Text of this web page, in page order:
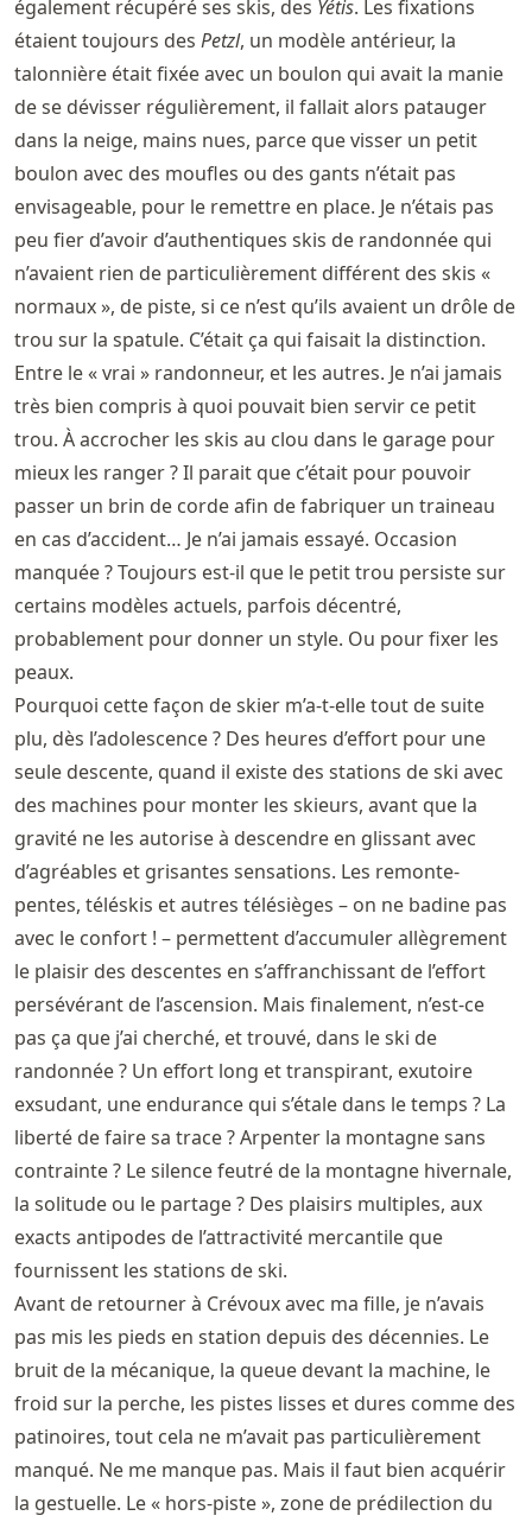
également récupéré ses skis, des Yétis. Les fixations
étaient toujours des Petzl, un modèle antérieur, la
talonnière était fixée avec un boulon qui avait la manie
de se dévisser régulièrement, il fallait alors patauger
dans la neige, mains nues, parce que visser un petit
boulon avec des moufles ou des gants n’était pas
envisageable, pour le remettre en place. Je n’étais pas
peu fier d’avoir d’authentiques skis de randonnée qui
n’avaient rien de particulièrement différent des skis «
normaux », de piste, si ce n’est qu’ils avaient un drôle de
trou sur la spatule. C’était ça qui faisait la distinction.
Entre le « vrai » randonneur, et les autres. Je n’ai jamais
très bien compris à quoi pouvait bien servir ce petit
trou. À accrocher les skis au clou dans le garage pour
mieux les ranger ? Il parait que c’était pour pouvoir
passer un brin de corde afin de fabriquer un traineau
en cas d’accident… Je n’ai jamais essayé. Occasion
manquée ? Toujours est-il que le petit trou persiste sur
certains modèles actuels, parfois décentré,
probablement pour donner un style. Ou pour fixer les
peaux.
Pourquoi cette façon de skier m’a-t-elle tout de suite
plu, dès l’adolescence ? Des heures d’effort pour une
seule descente, quand il existe des stations de ski avec
des machines pour monter les skieurs, avant que la
gravité ne les autorise à descendre en glissant avec
d’agréables et grisantes sensations. Les remonte-
pentes, téléskis et autres télésièges – on ne badine pas
avec le confort ! – permettent d’accumuler allègrement
le plaisir des descentes en s’affranchissant de l’effort
persévérant de l’ascension. Mais finalement, n’est-ce
pas ça que j’ai cherché, et trouvé, dans le ski de
randonnée ? Un effort long et transpirant, exutoire
exsudant, une endurance qui s’étale dans le temps ? La
liberté de faire sa trace ? Arpenter la montagne sans
contrainte ? Le silence feutré de la montagne hivernale,
la solitude ou le partage ? Des plaisirs multiples, aux
exacts antipodes de l’attractivité mercantile que
fournissent les stations de ski.
Avant de retourner à Crévoux avec ma fille, je n’avais
pas mis les pieds en station depuis des décennies. Le
bruit de la mécanique, la queue devant la machine, le
froid sur la perche, les pistes lisses et dures comme des
patinoires, tout cela ne m’avait pas particulièrement
manqué. Ne me manque pas. Mais il faut bien acquérir
la gestuelle. Le « hors-piste », zone de prédilection du